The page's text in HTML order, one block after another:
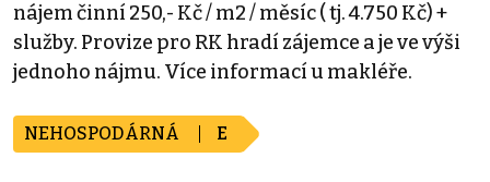
nájem činní 250,- Kč / m2 / měsíc ( tj. 4.750 Kč) +
služby. Provize pro RK hradí zájemce a je ve výši
jednoho nájmu. Více informací u makléře.
NEHOSPODÁRNÁ E